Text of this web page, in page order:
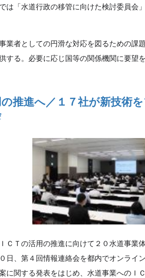
は「水道行政の移管に向けた検討委員会
業者としての円滑な対応を図るための課
する。必要に応じ国等の関係機関に要望
の推進へ／１７社が新技術
ＣＴの活用の推進に向けて２０水道事業
日、第４回情報連絡会を都内でオンライ
に関する発表をはじめ、水道事業へのＩ